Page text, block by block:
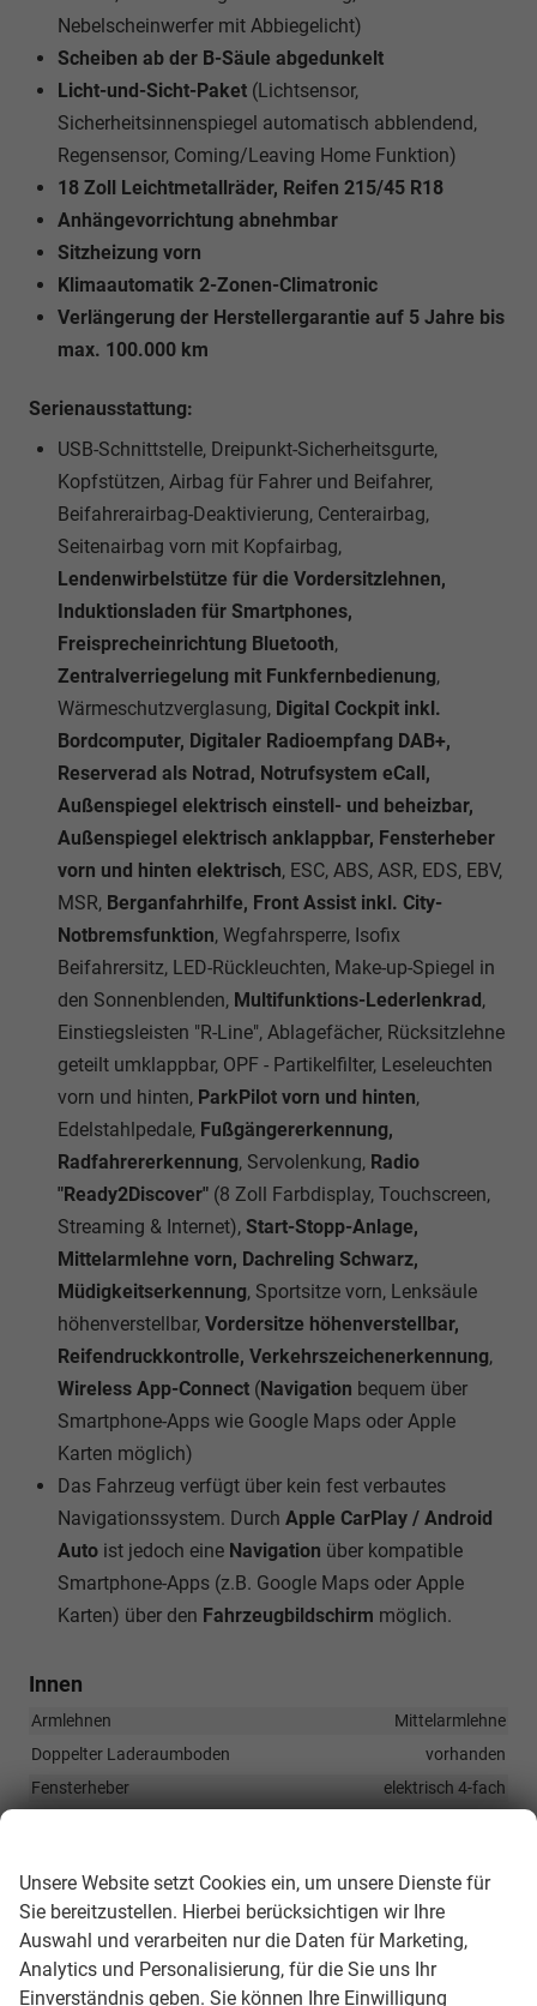
Nebelscheinwerfer mit Abbiegelicht)
Scheiben ab der B-Säule abgedunkelt
Licht-und-Sicht-Paket (Lichtsensor,
Sicherheitsinnenspiegel automatisch abblendend,
Regensensor, Coming/Leaving Home Funktion)
18 Zoll Leichtmetallräder, Reifen 215/45 R18
Anhängevorrichtung abnehmbar
Sitzheizung vorn
Klimaautomatik 2-Zonen-Climatronic
Verlängerung der Herstellergarantie auf 5 Jahre bis
max. 100.000 km
Serienausstattung:
USB-Schnittstelle, Dreipunkt-Sicherheitsgurte,
Kopfstützen, Airbag für Fahrer und Beifahrer,
Beifahrerairbag-Deaktivierung, Centerairbag,
Seitenairbag vorn mit Kopfairbag,
Lendenwirbelstütze für die Vordersitzlehnen,
Induktionsladen für Smartphones,
Freisprecheinrichtung Bluetooth,
Zentralverriegelung mit Funkfernbedienung,
Wärmeschutzverglasung, Digital Cockpit inkl.
Bordcomputer, Digitaler Radioempfang DAB+,
Reserverad als Notrad, Notrufsystem eCall,
Außenspiegel elektrisch einstell- und beheizbar,
Außenspiegel elektrisch anklappbar, Fensterheber
vorn und hinten elektrisch, ESC, ABS, ASR, EDS, EBV,
MSR, Berganfahrhilfe, Front Assist inkl. City-
Notbremsfunktion, Wegfahrsperre, Isofix
Beifahrersitz, LED-Rückleuchten, Make-up-Spiegel in
den Sonnenblenden, Multifunktions-Lederlenkrad,
Einstiegsleisten "R-Line", Ablagefächer, Rücksitzlehne
geteilt umklappbar, OPF - Partikelfilter, Leseleuchten
vorn und hinten, ParkPilot vorn und hinten,
Edelstahlpedale, Fußgängererkennung,
Radfahrererkennung, Servolenkung, Radio
"Ready2Discover" (8 Zoll Farbdisplay, Touchscreen,
Streaming & Internet), Start-Stopp-Anlage,
Mittelarmlehne vorn, Dachreling Schwarz,
Müdigkeitserkennung, Sportsitze vorn, Lenksäule
höhenverstellbar, Vordersitze höhenverstellbar,
Reifendruckkontrolle, Verkehrszeichenerkennung,
Wireless App-Connect (Navigation bequem über
Smartphone-Apps wie Google Maps oder Apple
Karten möglich)
Das Fahrzeug verfügt über kein fest verbautes
Navigationssystem. Durch Apple CarPlay / Android
Auto ist jedoch eine Navigation über kompatible
Smartphone-Apps (z.B. Google Maps oder Apple
Karten) über den Fahrzeugbildschirm möglich.
Innen
Armlehnen
Mittelarmlehne
Doppelter Laderaumboden
vorhanden
Fensterheber
elektrisch 4-fach
Laderaumabdeckung
vorhanden
Lenkrad
in Leder, höhenverstellbar, mit Multifunktionen, in
Sportausführung, mit Schaltwippen
Sitze
Unsere Website setzt Cookies ein, um unsere Dienste für
Sie bereitzustellen. Hierbei berücksichtigen wir Ihre
Auswahl und verarbeiten nur die Daten für Marketing,
Analytics und Personalisierung, für die Sie uns Ihr
Einverständnis geben. Sie können Ihre Einwilligung